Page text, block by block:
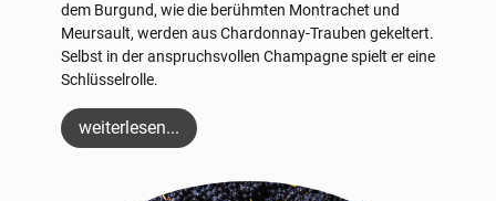
dem Burgund, wie die berühmten Montrachet und
Meursault, werden aus Chardonnay-Trauben gekeltert.
Selbst in der anspruchsvollen Champagne spielt er eine
Schlüsselrolle.
weiterlesen...